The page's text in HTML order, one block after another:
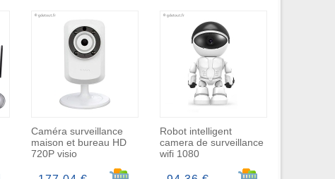
au panier
Caméra surveillance
maison et bureau HD
720P visio
Ajouter au panier
Robot intelligent
camera de surveillance
wifi 1080
Ajouter au panier